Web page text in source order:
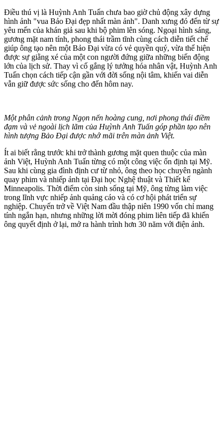
Điều thú vị là Huỳnh Anh Tuấn chưa bao giờ chủ động xây dựng
hình ảnh "vua Bảo Đại đẹp nhất màn ảnh". Danh xưng đó đến từ sự
yêu mến của khán giả sau khi bộ phim lên sóng. Ngoại hình sáng,
gương mặt nam tính, phong thái trầm tĩnh cùng cách diễn tiết chế
giúp ông tạo nên một Bảo Đại vừa có vẻ quyền quý, vừa thể hiện
được sự giằng xé của một con người đứng giữa những biến động
lớn của lịch sử. Thay vì cố gắng lý tưởng hóa nhân vật, Huỳnh Anh
Tuấn chọn cách tiếp cận gần với đời sống nội tâm, khiến vai diễn
vẫn giữ được sức sống cho đến hôm nay.
Một phân cảnh trong Ngọn nến hoàng cung, nơi phong thái điềm
đạm và vẻ ngoài lịch lãm của Huỳnh Anh Tuấn góp phần tạo nên
hình tượng Bảo Đại được nhớ mãi trên màn ảnh Việt.
Ít ai biết rằng trước khi trở thành gương mặt quen thuộc của màn
ảnh Việt, Huỳnh Anh Tuấn từng có một công việc ổn định tại Mỹ.
Sau khi cùng gia đình định cư từ nhỏ, ông theo học chuyên ngành
quay phim và nhiếp ảnh tại Đại học Nghệ thuật và Thiết kế
Minneapolis. Thời điểm còn sinh sống tại Mỹ, ông từng làm việc
trong lĩnh vực nhiếp ảnh quảng cáo và có cơ hội phát triển sự
nghiệp. Chuyến trở về Việt Nam đầu thập niên 1990 vốn chỉ mang
tính ngắn hạn, nhưng những lời mời đóng phim liên tiếp đã khiến
ông quyết định ở lại, mở ra hành trình hơn 30 năm với điện ảnh.